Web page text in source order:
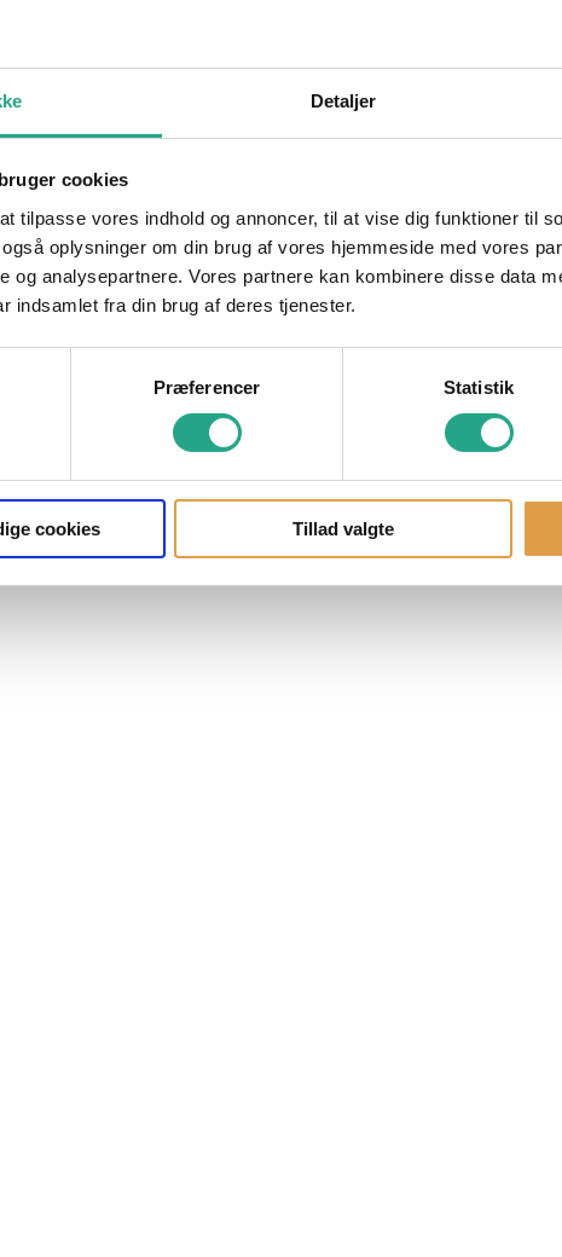
Detaljer
cookies
tilpasse vores indhold og annoncer, til at vise dig funktioner til
oplysninger om din brug af vores hjemmeside med vores
og analysepartnere. Vores partnere kan kombinere disse data
indsamlet fra din brug af deres tjenester.
Præferencer Statistik
cookies Tillad valgte